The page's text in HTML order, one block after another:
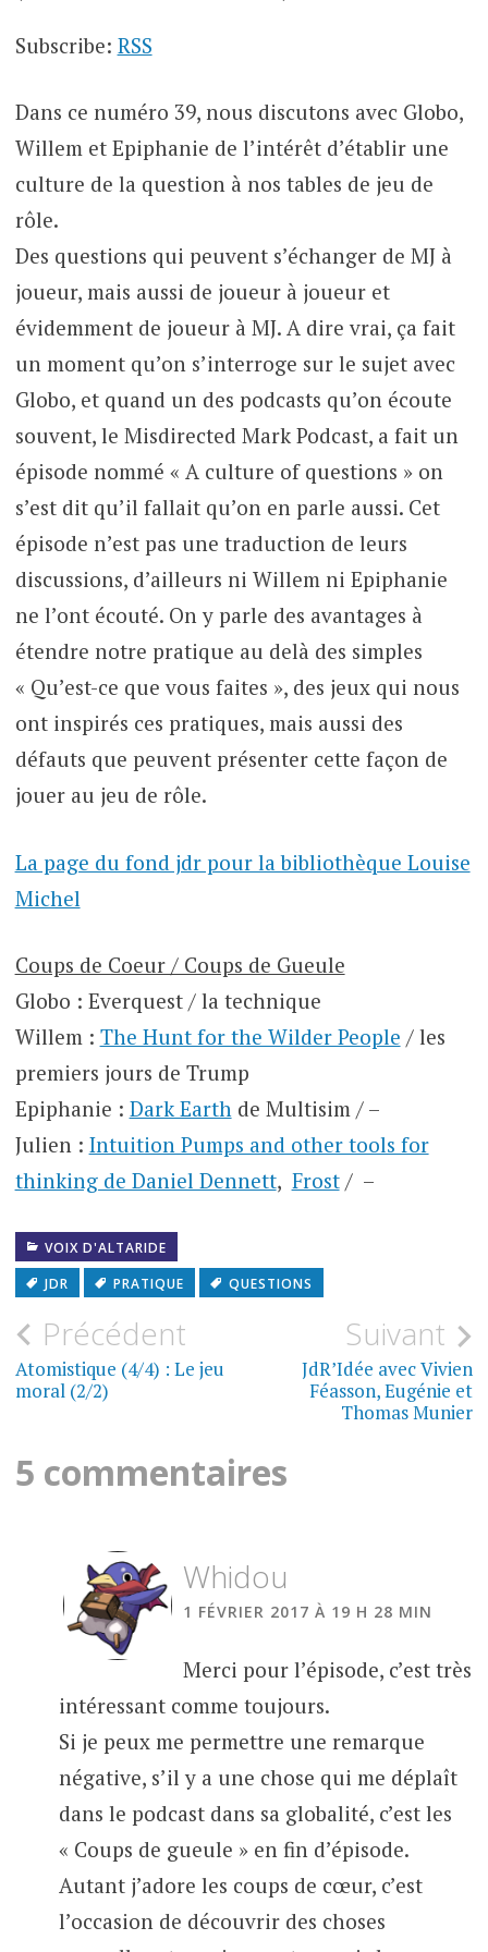
Subscribe: RSS
Dans ce numéro 39, nous discutons avec Globo,
Willem et Epiphanie de l’intérêt d’établir une
culture de la question à nos tables de jeu de
rôle.
Des questions qui peuvent s’échanger de MJ à
joueur, mais aussi de joueur à joueur et
évidemment de joueur à MJ. A dire vrai, ça fait
un moment qu’on s’interroge sur le sujet avec
Globo, et quand un des podcasts qu’on écoute
souvent, le Misdirected Mark Podcast, a fait un
épisode nommé « A culture of questions » on
s’est dit qu’il fallait qu’on en parle aussi. Cet
épisode n’est pas une traduction de leurs
discussions, d’ailleurs ni Willem ni Epiphanie
ne l’ont écouté. On y parle des avantages à
étendre notre pratique au delà des simples
« Qu’est-ce que vous faites », des jeux qui nous
ont inspirés ces pratiques, mais aussi des
défauts que peuvent présenter cette façon de
jouer au jeu de rôle.
La page du fond jdr pour la bibliothèque Louise
Michel
Coups de Coeur / Coups de Gueule
Globo : Everquest / la technique
Willem : The Hunt for the Wilder People / les
premiers jours de Trump
Epiphanie : Dark Earthde Multisim / –
Julien : Intuition Pumps and other tools for
thinking de Daniel Dennett, Frost/ –
VOIX D'ALTARIDE
JDR
PRATIQUE QUESTIONS
Navigation
de
Précédent
Atomistique (4/4) : Le jeu
moral (2/2)
Suivant
JdR’Idée avec Vivien
Féasson, Eugénie et
Thomas Munier
5 commentaires
Whidou
1 FÉVRIER 2017 À 19 H 28 MIN
Merci pour l’épisode, c’est très
intéressant comme toujours.
Si je peux me permettre une remarque
négative, s’il y a une chose qui me déplaît
dans le podcast dans sa globalité, c’est les
« Coups de gueule » en fin d’épisode.
Autant j’adore les coups de cœur, c’est
l’occasion de découvrir des choses